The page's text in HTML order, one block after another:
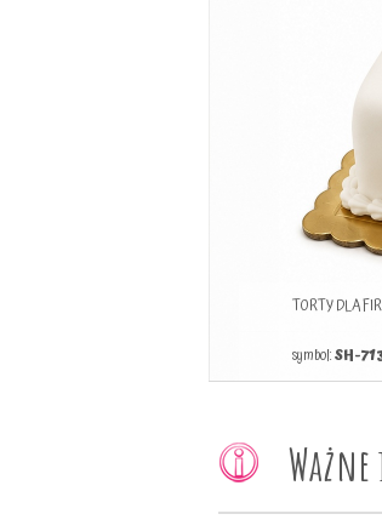
TORTY DLA
symbol:SH-
Ważne